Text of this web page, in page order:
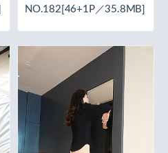
NO.182[46+1P／35.8MB]